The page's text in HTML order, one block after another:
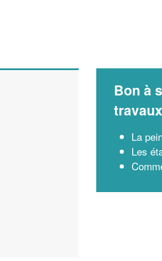
Bon à
travaux
La
Les